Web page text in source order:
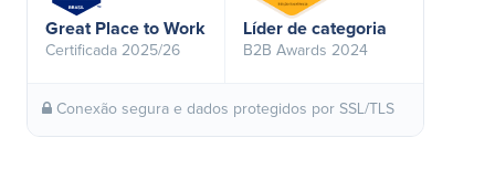
Great Place to Work
Certificada 2025/26
Líder de categoria
B2B Awards 2024
Conexão segura e dados protegidos por SSL/TLS